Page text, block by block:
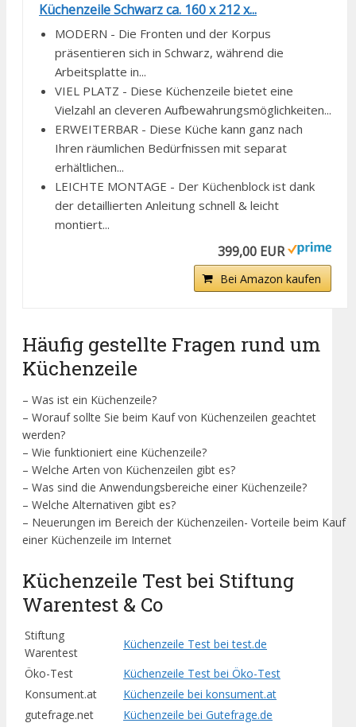
Küchenzeile Schwarz ca. 160 x 212 x...
MODERN - Die Fronten und der Korpus
präsentieren sich in Schwarz, während die
Arbeitsplatte in...
VIEL PLATZ - Diese Küchenzeile bietet eine
Vielzahl an cleveren Aufbewahrungsmöglichkeiten...
ERWEITERBAR - Diese Küche kann ganz nach
Ihren räumlichen Bedürfnissen mit separat
erhältlichen...
LEICHTE MONTAGE - Der Küchenblock ist dank
der detaillierten Anleitung schnell & leicht
montiert...
399,00 EUR
Bei Amazon kaufen
Häufig gestellte Fragen rund um
Küchenzeile
– Was ist ein Küchenzeile?
– Worauf sollte Sie beim Kauf von Küchenzeilen geachtet
werden?
– Wie funktioniert eine Küchenzeile?
– Welche Arten von Küchenzeilen gibt es?
– Was sind die Anwendungsbereiche einer Küchenzeile?
– Welche Alternativen gibt es?
– Neuerungen im Bereich der Küchenzeilen- Vorteile beim Kauf
einer Küchenzeile im Internet
Küchenzeile Test bei Stiftung
Warentest & Co
Stiftung
Warentest
Küchenzeile Test bei test.de
Öko-Test
Küchenzeile Test bei Öko-Test
Konsument.at
Küchenzeile bei konsument.at
gutefrage.net
Küchenzeile bei Gutefrage.de